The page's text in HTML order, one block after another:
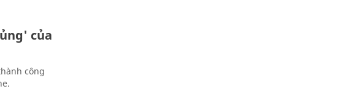
của
công